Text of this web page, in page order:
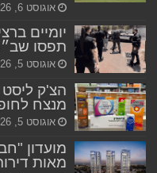
אוגוסט 6, 2026
יומיים
תפסו
אוגוסט 5, 2026
הצ'ק
מנצח
אוגוסט 5, 2026
מועדון
מאות